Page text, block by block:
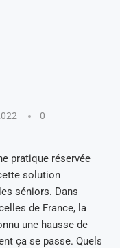
0
pratique réservée
solution
séniors. Dans
de France, la
une hausse de
ça se passe. Quels